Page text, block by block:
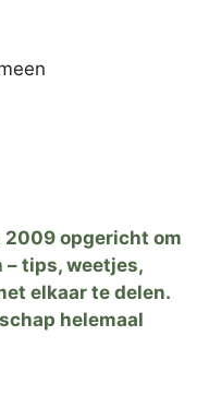
2009 opgericht om
– tips, weetjes,
elkaar te delen.
helemaal